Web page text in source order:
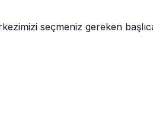
seçmeniz gereken